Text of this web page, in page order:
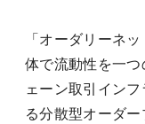
「オーダリーネ
体で流動性を一
ェーン取引イン
る分散型オーダー